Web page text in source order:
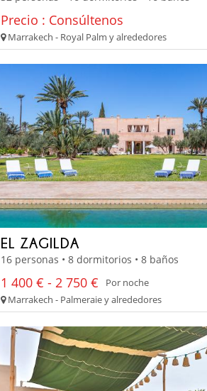
Precio : Consúltenos
Marrakech - Royal Palm y alrededores
EL ZAGILDA
16 personas • 8 dormitorios • 8 baños
1 400 € - 2 750 €
Por noche
Marrakech - Palmeraie y alrededores